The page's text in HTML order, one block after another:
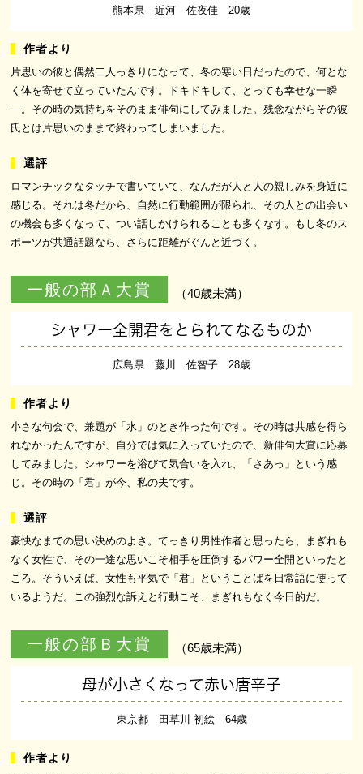
熊本県 近河 佐夜佳 20歳
片思いの彼と偶然二人っきりになって、冬の寒い日だったので、何とな
く体を寄せて立っていたんです。ドキドキして、とっても幸せな一瞬
―。その時の気持ちをそのまま俳句にしてみました。残念ながらその彼
氏とは片思いのままで終わってしまいました。
ロマンチックなタッチで書いていて、なんだが人と人の親しみを身近に
感じる。それは冬だから、自然に行動範囲が限られ、その人との出会い
の機会も多くなって、つい話しかけられることも多くなす。もし冬のス
ポーツが共通話題なら、さらに距離がぐんと近づく。
一般の部Ａ大賞 （40歳未満）
シャワー全開君をとられてなるものか
広島県 藤川 佐智子 28歳
小さな句会で、兼題が「水」のとき作った句です。その時は共感を得ら
れなかったんですが、自分では気に入っていたので、新俳句大賞に応募
してみました。シャワーを浴びて気合いを入れ、「さあっ」という感
じ。その時の「君」が今、私の夫です。
豪快なまでの思い決めのよさ。てっきり男性作者と思ったら、まぎれも
なく女性で、その一途な思いこそ相手を圧倒するパワー全開といったと
ころ。そういえば、女性も平気で「君」ということばを日常語に使って
いるようだ。この強烈な訴えと行動こそ、まぎれもなく今日的だ。
一般の部Ｂ大賞 （65歳未満）
母が小さくなって赤い唐辛子
東京都 田草川 初絵 64歳